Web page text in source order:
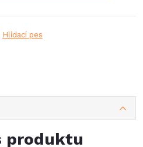
Hlídací pes
produktu